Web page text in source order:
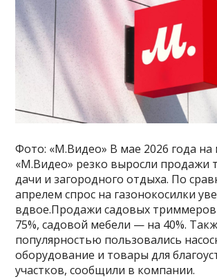
Фото: «М.Видео» В мае 2026 года на
«М.Видео» резко выросли продажи
дачи и загородного отдыха. По
апрелем спрос на газонокосилки
вдвое.Продажи садовых
75%, садовой мебели — на 40%.
популярностью пользовались
оборудование и товары для
участков, сообщили в компании.